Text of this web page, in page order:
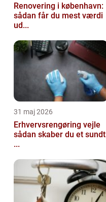
Renovering i københavn:
sådan får du mest værdi
ud...
31 maj 2026
Erhvervsrengøring vejle
sådan skaber du et sundt
...